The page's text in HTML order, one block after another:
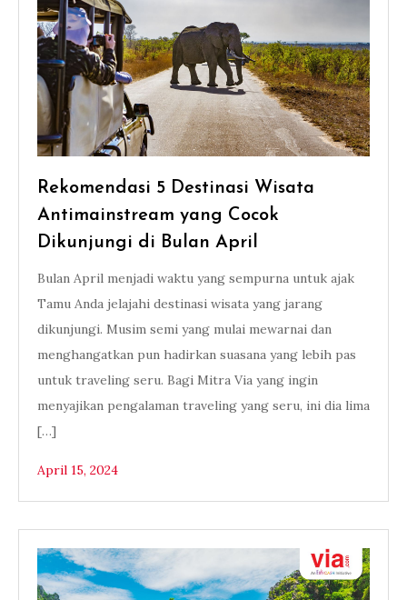
Rekomendasi 5 Destinasi Wisata
Antimainstream yang Cocok
Dikunjungi di Bulan April
Bulan April menjadi waktu yang sempurna untuk ajak
Tamu Anda jelajahi destinasi wisata yang jarang
dikunjungi. Musim semi yang mulai mewarnai dan
menghangatkan pun hadirkan suasana yang lebih pas
untuk traveling seru. Bagi Mitra Via yang ingin
menyajikan pengalaman traveling yang seru, ini dia lima
[…]
April 15, 2024